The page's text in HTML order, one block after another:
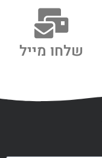
שלחו מייל